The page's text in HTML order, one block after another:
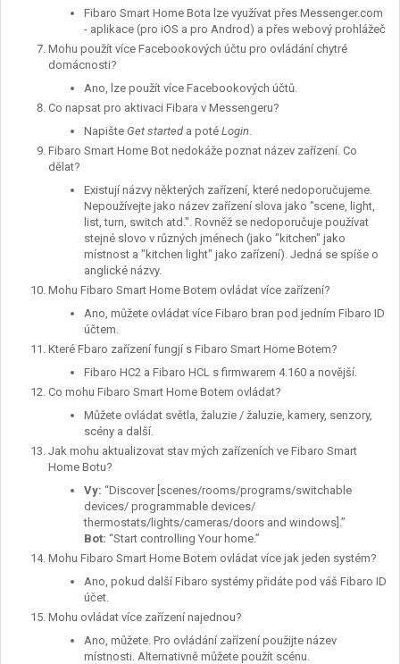
Fibaro Smart Home Bota lze využívat přes Messenger.com
- aplikace (pro iOS a pro Androd) a přes webový prohlážeč
Mohu použít více Facebookových účtu pro ovládání chytré
domácnosti?
Ano, lze použít více Facebookových účtů.
Co napsat pro aktivaci Fibara v Messengeru?
Napište Get starteda poté Login
Fibaro Smart Home Bot nedokáže poznat název zařízení. Co
dělat?
Existují názvy některých zařízení, které nedoporučujeme.
Nepoužívejte jako název zařízení slova jako "scene, light,
list, turn, switch atd.". Rovněž se nedoporučuje používat
stejné slovo v různých jménech (jako "kitchen" jako
místnost a "kitchen light" jako zařízení). Jedná se spíše o
anglické názvy.
Mohu Fibaro Smart Home Botem ovládat více zařízení?
Ano, můžete ovládat více Fibaro bran pod jedním Fibaro ID
účtem.
Které Fbaro zařízení fungjí s Fibaro Smart Home Botem?
Fibaro HC2 a Fibaro HCL s firmwarem 4.160 a novější.
Co mohu Fibaro Smart Home Botem ovládat?
Můžete ovládat světla, žaluzie / žaluzie, kamery, senzory,
scény a další.
Jak mohu aktualizovat stav mých zařízeních ve Fibaro Smart
Home Botu?
Vy: “Discover [scenes/rooms/programs/switchable
devices/ programmable devices/
thermostats/lights/cameras/doors and windows].”
Bot: “Start controlling Your home.”
Mohu Fibaro Smart Home Botem ovládat více jak jeden systém?
Ano, pokud další Fibaro systémy přidáte pod váš Fibaro ID
účet.
Mohu ovládat více zařízení najednou?
Ano, můžete. Pro ovládání zařízení použijte název
místnosti. Alternativně můžete použít scénu.